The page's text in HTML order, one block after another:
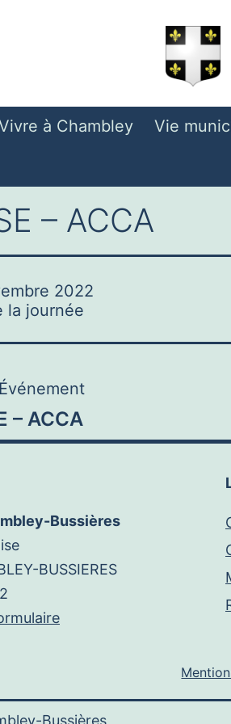
à Chambley Vie
– ACCA
2022
la journée
– ACCA
Bussières
BUSSIERES
Bussières